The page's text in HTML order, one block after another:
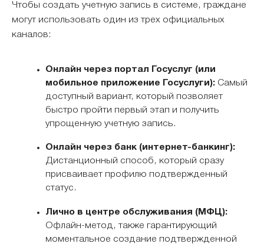
Чтобы создать учетную запись в системе, граждане
могут использовать один из трех официальных
каналов:
Онлайн через портал Госуслуг (или
мобильное приложение Госуслуги):Самый
доступный вариант, который позволяет
быстро пройти первый этап и получить
упрощенную учетную запись.
Онлайн через банк (интернет-банкинг):
Дистанционный способ, который сразу
присваивает профилю подтвержденный
статус.
Лично в центре обслуживания (МФЦ):
Офлайн-метод, также гарантирующий
моментальное создание подтвержденной